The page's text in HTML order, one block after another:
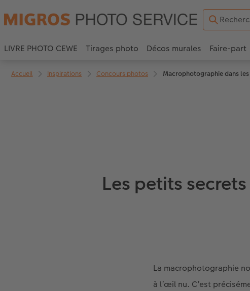
LIVRE PHOTO CEWE Tirages photo Décos murales Faire-part
Accueil Inspirations Concours photos Macrophotographie dans
Les petits
La macrophotographie
à l’œil nu. C’est